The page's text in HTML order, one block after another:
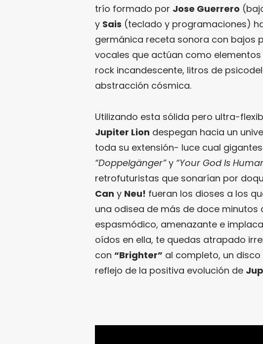
trío formado por Jose Guerrero
y Sais (teclado y programaciones)
germánica receta sonora con bajos
vocales que actúan como
rock incandescente, litros de
abstracción cósmica.
Utilizando esta sólida pero ultra-
Jupiter Lion despegan hacia un
toda su extensión- luce cual
“Doppelgänger”y “Your God Is
retrofuturistas que sonarían por
Can y Neu! fueran los dioses a los
una odisea de más de doce
espasmódico, amenazante e
oídos en ella, te quedas atrapado
con “Brighter” al completo, un
reflejo de la positiva evolución de